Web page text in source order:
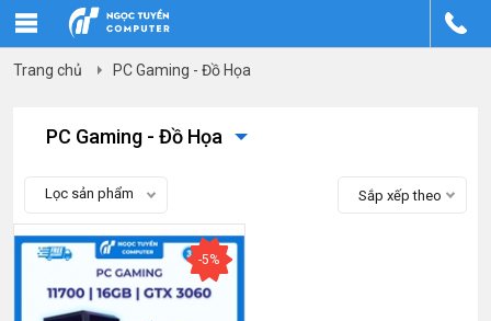
Trang chủ PC Gaming - Đồ Họa
PC Gaming - Đồ Họa
Lọc sản phẩm Sắp xếp theo
-5%